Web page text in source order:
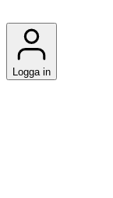
Logga in